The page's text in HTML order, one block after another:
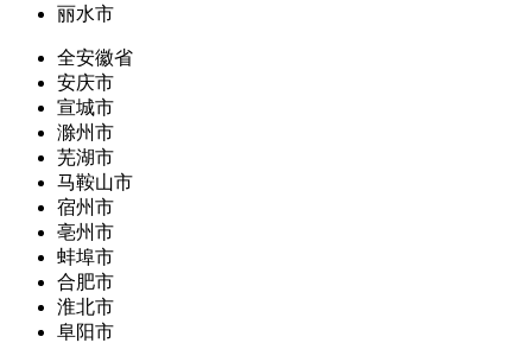
丽水市
全安徽省
安庆市
宣城市
滁州市
芜湖市
马鞍山市
宿州市
亳州市
蚌埠市
合肥市
淮北市
阜阳市